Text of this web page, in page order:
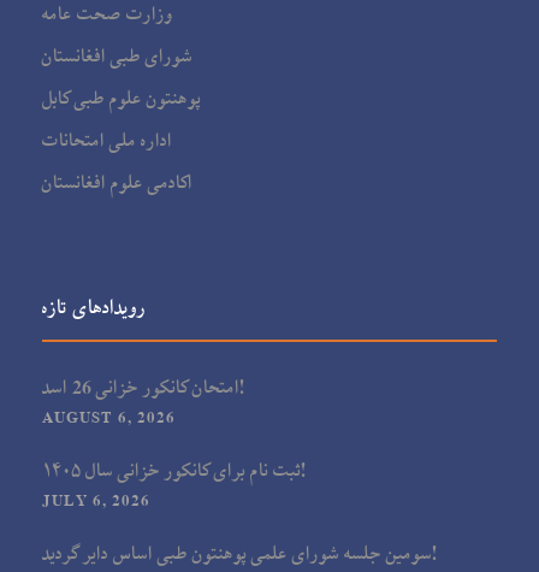
وزارت صحت عامه
شورای طبی افغانستان
پوهنتون علوم طبی کابل
اداره ملی امتحانات
اکادمی علوم افغانستان
رویدادهای تازه
امتحان کانکور خزانی 26 اسد!
AUGUST 6, 2026
ثبت نام برای کانکور خزانی سال ۱۴۰۵!
JULY 6, 2026
سومین جلسه شورای علمی پوهنتون طبی اساس دایر گردید!